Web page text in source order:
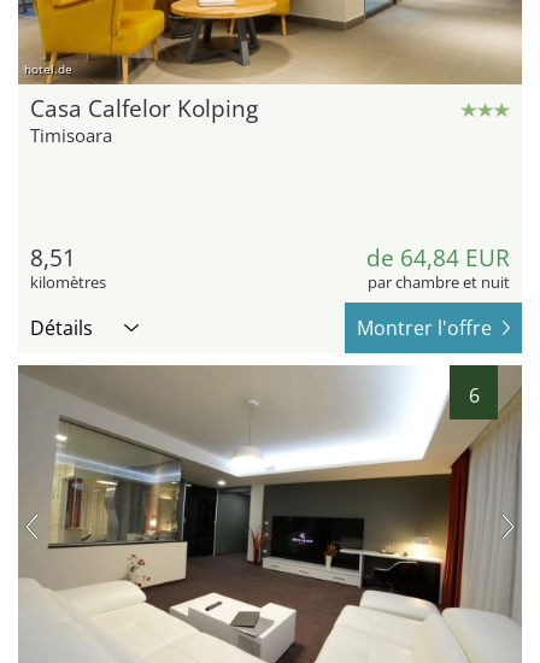
hotel.de
Casa Calfelor Kolping
Timisoara
8,51
kilomètres
de 64,84 EUR
par chambre et nuit
Détails Montrer l'offre
6